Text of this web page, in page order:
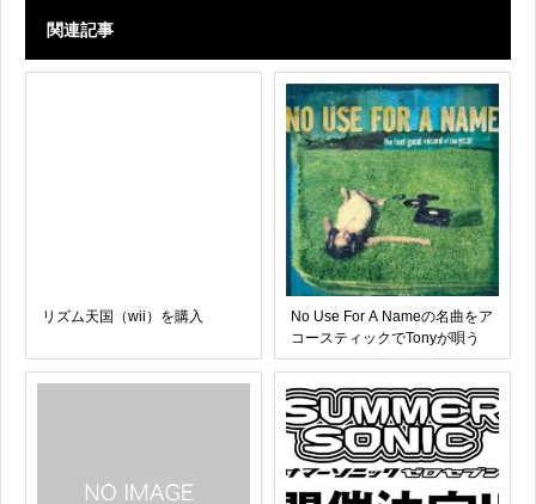
関連記事
リズム天国（wii）を購入
No Use For A Nameの名曲をア
コースティックでTonyが唄う